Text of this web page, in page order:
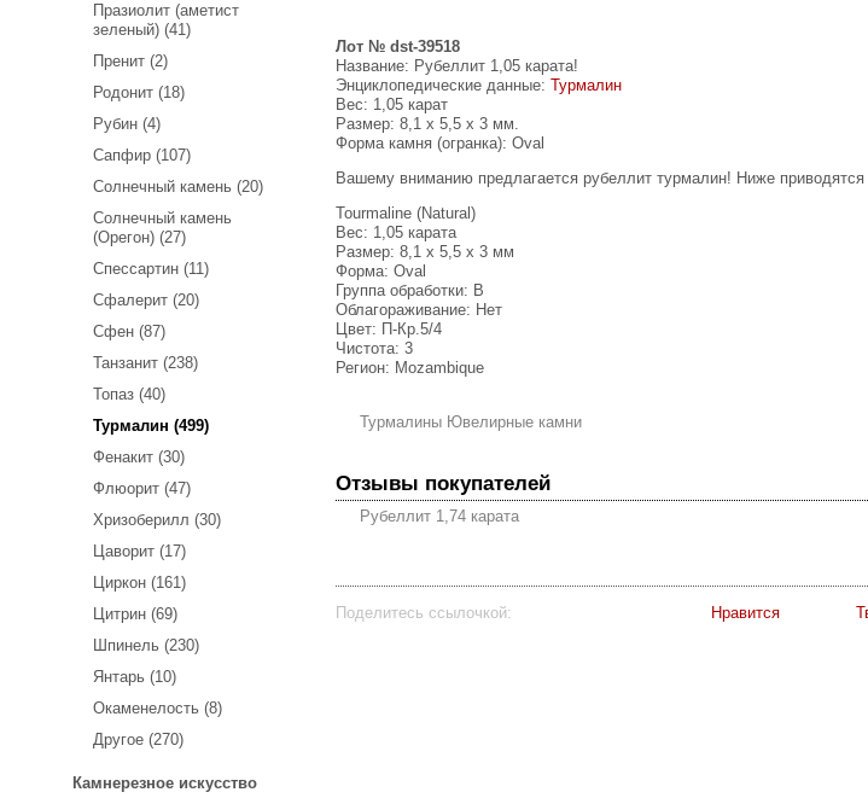
Празиолит (аметист
зеленый) (41)
Пренит (2)
Родонит (18)
Рубин (4)
Сапфир (107)
Солнечный камень (20)
Солнечный камень
(Орегон) (27)
Спессартин (11)
Сфалерит (20)
Сфен (87)
Танзанит (238)
Топаз (40)
Турмалин (499)
Фенакит (30)
Флюорит (47)
Хризоберилл (30)
Цаворит (17)
Циркон (161)
Цитрин (69)
Шпинель (230)
Янтарь (10)
Окаменелость (8)
Другое (270)
Камнерезное искусство
Лот № dst-39518
Название: Рубеллит 1,05 карата!
Энциклопедические данные: Турмалин
Вес: 1,05 карат
Размер: 8,1 x 5,5 x 3 мм.
Форма камня (огранка): Oval
Вашему вниманию предлагается рубеллит турмалин! Ниже
Tourmaline (Natural)
Вес: 1,05 карата
Размер: 8,1 х 5,5 х 3 мм
Форма: Oval
Группа обработки: В
Облагораживание: Нет
Цвет: П-Кр.5/4
Чистота: 3
Регион: Mozambique
Турмалины Ювелирные камни
Отзывы покупателей
Рубеллит 1,74 карата
Поделитесь ссылочкой: Нравится